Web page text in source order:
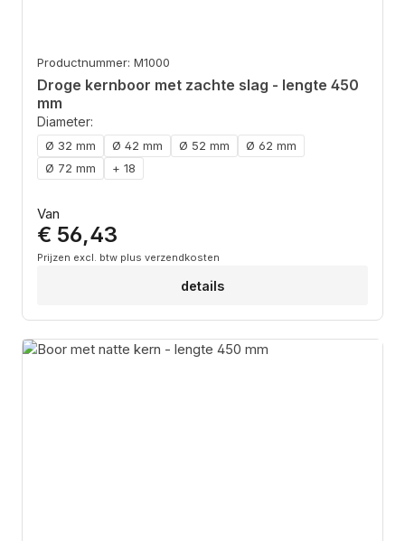
Productnummer: M1000
Droge kernboor met zachte slag - lengte 450
mm
Diameter:
Ø 32 mm Ø 42 mm Ø 52 mm
Ø 62 mm
Ø 72 mm
+ 18
Normale prijs:
Van
€ 56,43
Prijzen excl. btw plus verzendkosten
details